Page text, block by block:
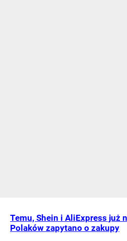
Temu, Shein i AliExpress już
Polaków zapytano o zakupy